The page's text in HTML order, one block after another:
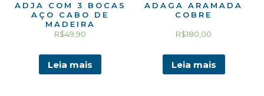
ADJA COM 3 BOCAS
AÇO CABO DE
MADEIRA
R$49,90
Leia mais
ADAGA ARAMADA
COBRE
R$180,00
Leia mais